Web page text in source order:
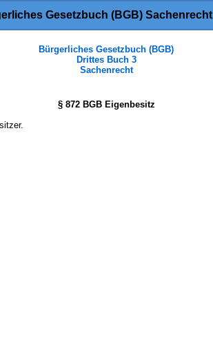
Gesetzbuch (BGB) Sachenrecht
Bürgerliches Gesetzbuch (BGB)
Drittes Buch 3
Sachenrecht
§ 872 BGB Eigenbesitz